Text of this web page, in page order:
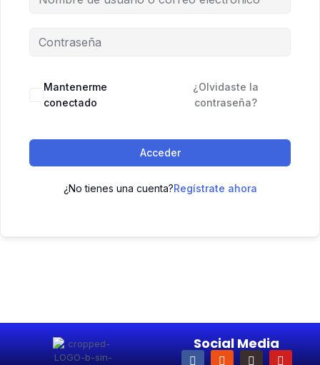
Mantenerme
conectado
¿Olvidaste la
contraseña?
Acceder
¿No tienes una cuenta?Regístrate ahora
Social Media